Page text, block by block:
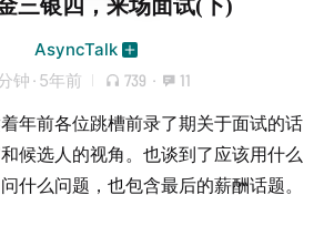
AsyncTalk
钟 · 5年前 739 · 11
年前各位跳槽前录了期关于面试的话
候选人的视角。也谈到了应该用什么
什么问题，也包含最后的薪酬话题。